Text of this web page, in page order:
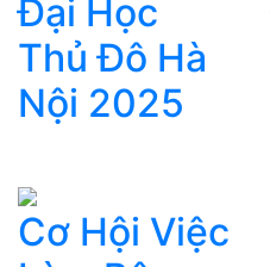
Đại Học
Thủ Đô Hà
Nội 2025
Cơ Hội Việc